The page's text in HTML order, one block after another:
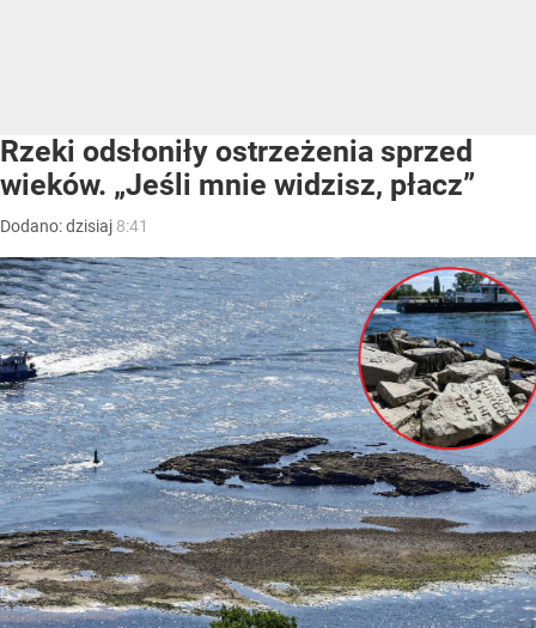
Rzeki odsłoniły ostrzeżenia sprzed
wieków. „Jeśli mnie widzisz, płacz”
Dodano:dzisiaj 8:41